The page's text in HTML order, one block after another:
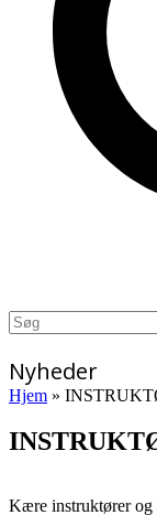
Open
mobile
menu
Close
mobile
menu
Search
Nyheder
Hjem »
Kære instruktører